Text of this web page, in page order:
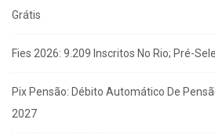
Grátis
Fies 2026: 9.209 Inscritos No Rio; Pré-
Pix Pensão: Débito Automático De
2027